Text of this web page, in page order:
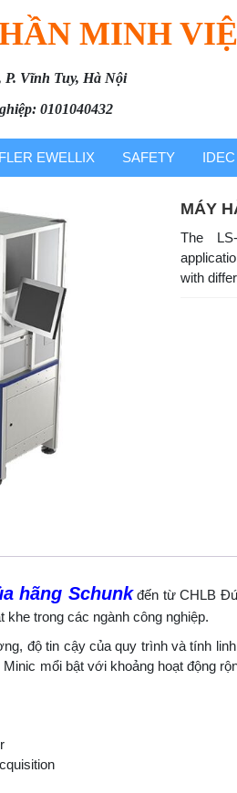
MINH
P. Vĩnh Tuy, Hà Nội
0101040432
EWELLIX SAFETY IDEC
MÁY
The
with
a hãng Schunkđến từ CHLB
trong các ngành công nghiệp.
độ tin cậy của quy trình và tính
mổi bật với khoảng hoạt động